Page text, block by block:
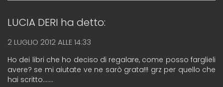
LUCIA DERI ha detto:
2 LUGLIO 2012 ALLE 14:33
Ho dei libri che ho deciso di regalare, come posso farglieli
avere? se mi aiutate ve ne sarò grata!!! grz per quello che
hai scritto…….